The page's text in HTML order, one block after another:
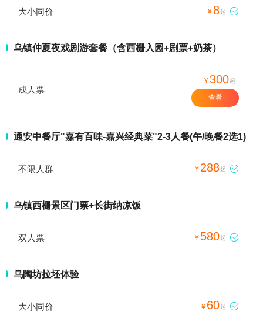
大小同价 ¥ 8起 
乌镇仲夏夜戏剧游套餐（含西栅入园+剧票+奶茶）
成人票
¥300起
查看
通安中餐厅"嘉有百味-嘉兴经典菜"2-3人餐(午/晚餐2选1)
不限人群 ¥ 288起 
乌镇西栅景区门票+长街纳凉饭
双人票 ¥ 580起 
乌陶坊拉坯体验
大小同价 ¥ 60起 